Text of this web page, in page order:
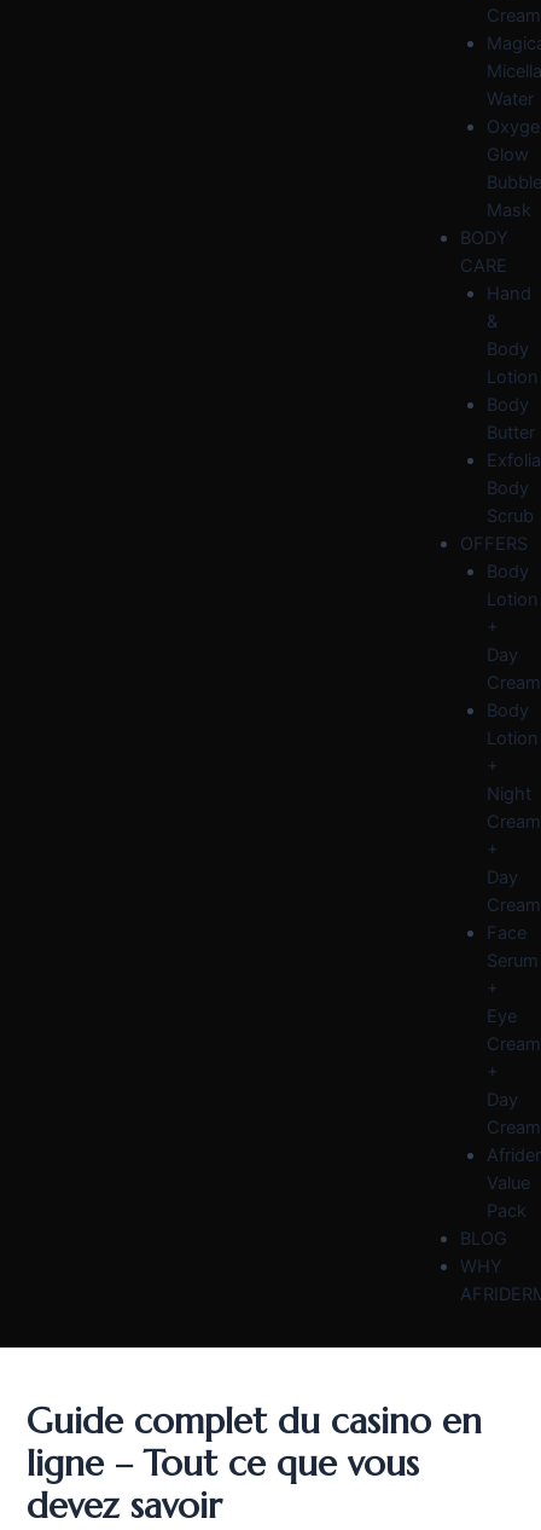
Cream
Water
Glow
Bubble
Mask
BODY
CARE
Hand
&
Body
Lotion
Body
Butter
Body
Scrub
OFFERS
Body
Lotion
+
Day
Cream
Body
Lotion
+
Night
Cream
+
Day
Cream
Face
Serum
+
Eye
Cream
+
Day
Cream
Value
Pack
BLOG
WHY
Guide complet du casino en
ligne – Tout ce que vous
devez savoir